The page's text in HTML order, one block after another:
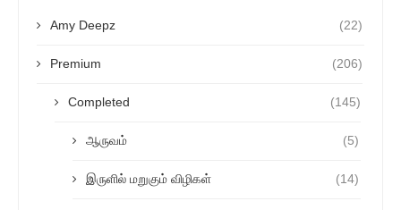
Amy Deepz (22)
Premium (206)
Completed (145)
ஆருவம் (5)
இருளில் மறுகும் விழிகள் (14)